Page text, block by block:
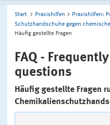
Start Praxishilfen
Praxishilfen:
Schutzhandschuhe gegen
Häufig gestellte Fragen
FAQ -
questions
Häufig gestellte Fragen